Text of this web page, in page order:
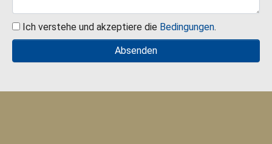
Ich verstehe und akzeptiere die Bedingungen.